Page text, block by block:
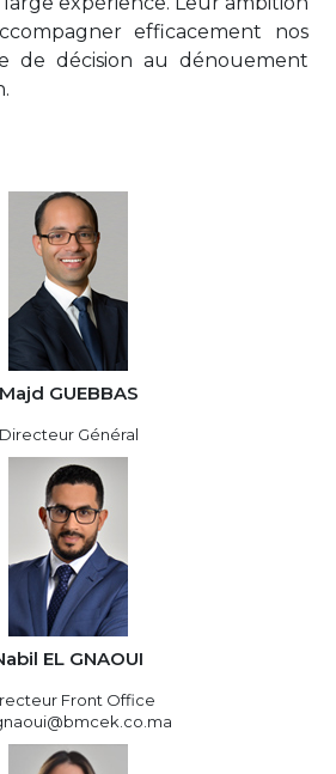
efficacement nos
de décision au dénouement
Majd GUEBBAS
Directeur Général
EL GNAOUI
Front Office